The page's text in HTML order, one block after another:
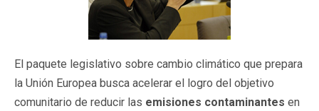
El paquete legislativo sobre cambio climático que prepara
la Unión Europea busca acelerar el logro del objetivo
comunitario de reducir las emisiones contaminantes en